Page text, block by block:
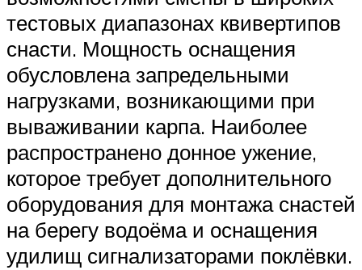
тестовых диапазонах квивертипов
снасти. Мощность оснащения
обусловлена запредельными
нагрузками, возникающими при
вываживании карпа. Наиболее
распространено донное ужение,
которое требует дополнительного
оборудования для монтажа снастей
на берегу водоёма и оснащения
удилищ сигнализаторами поклёвки.